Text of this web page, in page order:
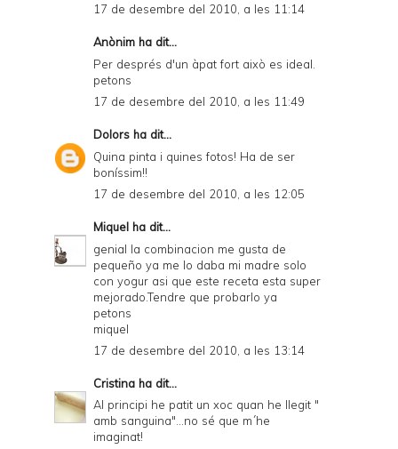
17 de desembre del 2010, a les 11:14
Anònim ha dit...
Per després d'un àpat fort això es ideal.
petons
17 de desembre del 2010, a les 11:49
Dolors ha dit...
Quina pinta i quines fotos! Ha de ser
boníssim!!
17 de desembre del 2010, a les 12:05
Miquel ha dit...
genial la combinacion me gusta de
pequeño ya me lo daba mi madre solo
con yogur asi que este receta esta super
mejorado.Tendre que probarlo ya
petons
miquel
17 de desembre del 2010, a les 13:14
Cristina ha dit...
Al principi he patit un xoc quan he llegit "
amb sanguina"...no sé que m´he
imaginat!